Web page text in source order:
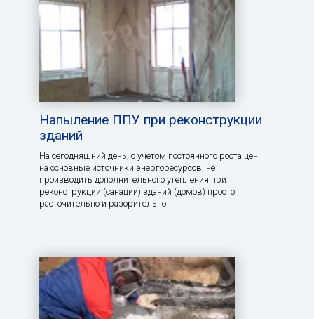
Напыление ППУ при реконструкции
зданий
На сегодняшний день, с учетом постоянного роста цен
на основные источники энергоресурсов, не
производить дополнительного утепления при
реконструкции (санации) зданий (домов) просто
расточительно и разорительно